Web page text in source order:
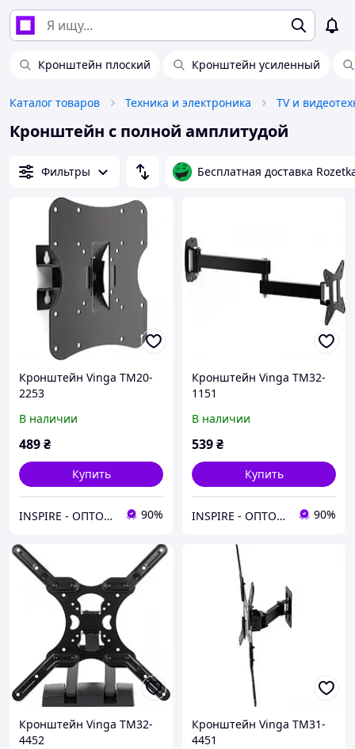
Кронштейн плоский Кронштейн усиленный
Каталог товаров Техника и электроника TV и
Кронштейн с полной амплитудой
Фильтры Бесплатная доставка
Кронштейн Vinga TM20-
2253
В наличии
489₴
Купить
INSPIRE - ОПТОВІ ПРОДАЖІ ТА БЕЗГОТІВКА ДЛЯ БІЗНЕСУ 90%
Кронштейн Vinga TM32-
1151
В наличии
539₴
Купить
INSPIRE - ОПТОВІ ПРОДАЖІ ТА БЕЗГОТІВКА ДЛЯ БІЗНЕСУ 90%
Кронштейн Vinga TM32-
4452
Кронштейн Vinga TM31-
4451